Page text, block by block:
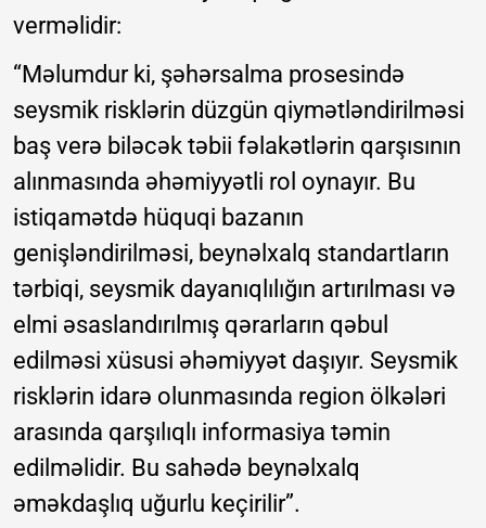
verməlidir:
“Məlumdur ki, şəhərsalma prosesində
seysmik risklərin düzgün qiymətləndirilməsi
baş verə biləcək təbii fəlakətlərin qarşısının
alınmasında əhəmiyyətli rol oynayır. Bu
istiqamətdə hüquqi bazanın
genişləndirilməsi, beynəlxalq standartların
tərbiqi, seysmik dayanıqlılığın artırılması və
elmi əsaslandırılmış qərarların qəbul
edilməsi xüsusi əhəmiyyət daşıyır. Seysmik
risklərin idarə olunmasında region ölkələri
arasında qarşılıqlı informasiya təmin
edilməlidir. Bu sahədə beynəlxalq
əməkdaşlıq uğurlu keçirilir”.